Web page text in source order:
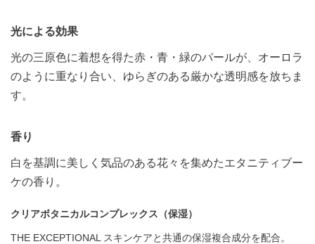
光による効果
光の三原色に着想を得た赤・青・緑のパールが、 オーロラ
のように重なり合い、ゆらぎのある厳かな透明感を放ちま
す。
香り
白を基調に美しく気品のある花々を集めたエタニティブー
ケの香り。
クリアボタニカルコンプレックス（保湿）
THE EXCEPTIONAL スキンケアと共通の保湿複合成分を配合。